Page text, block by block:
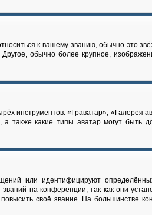
к вашему званию, обычно это
обычно более крупное,
инструментов: «Граватар», «Галерея
а также какие типы аватар могут быть
или идентифицируют
на конференции, так как они
своё звание. На большинстве